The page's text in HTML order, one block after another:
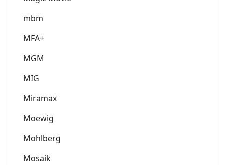
mbm
MFA+
MGM
MIG
Miramax
Moewig
Mohlberg
Mosaik